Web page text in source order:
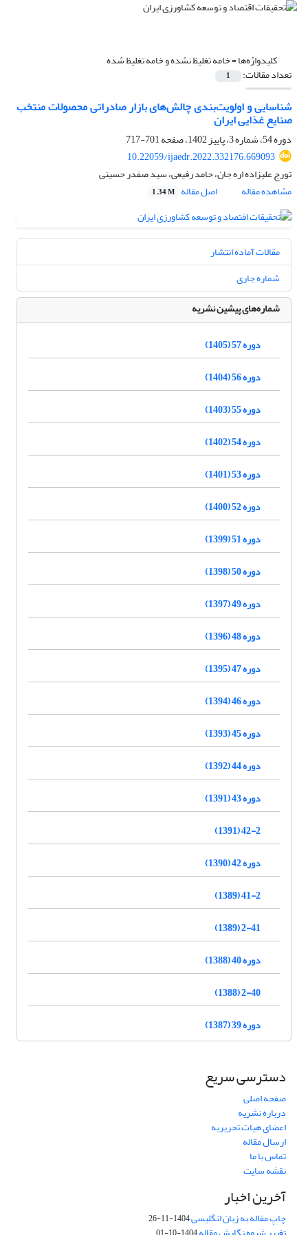
کلیدواژه‌ها =خامه تغلیظ نشده و خامه تغلیظ شده
تعداد مقالات: 1
شناسایی و اولویت‌بندی چالش‌های بازار صادراتی محصولات منتخب
صنایع غذایی ایران
دوره 54، شماره 3، پاییز 1402، صفحه
701-717
10.22059/ijaedr.2022.332176.669093
تورج علیزاده اره جان، حامد رفیعی، سید صفدر حسینی
مشاهده مقاله
اصل مقاله 1.34 M
مقالات آماده انتشار
شماره جاری
شماره‌های پیشین نشریه
دوره 57 (1405)
دوره 56 (1404)
دوره 55 (1403)
دوره 54 (1402)
دوره 53 (1401)
دوره 52 (1400)
دوره 51 (1399)
دوره 50 (1398)
دوره 49 (1397)
دوره 48 (1396)
دوره 47 (1395)
دوره 46 (1394)
دوره 45 (1393)
دوره 44 (1392)
دوره 43 (1391)
42-2 (1391)
دوره 42 (1390)
41-2 (1389)
2-41 (1389)
دوره 40 (1388)
2-40 (1388)
دوره 39 (1387)
دسترسی سریع
صفحه اصلی
درباره نشریه
اعضای هیات تحریریه
ارسال مقاله
تماس با ما
نقشه سایت
آخرین اخبار
چاپ مقاله به زبان انگلیسی1404-11-26